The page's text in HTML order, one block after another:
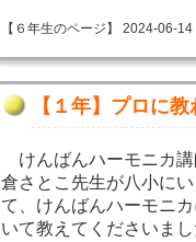
【６年生のページ】 2024-06-
【１年】プロに
けんばんハーモニカ講
倉さとこ先生が八小に
て、けんばんハーモニ
いて教えてくださいま